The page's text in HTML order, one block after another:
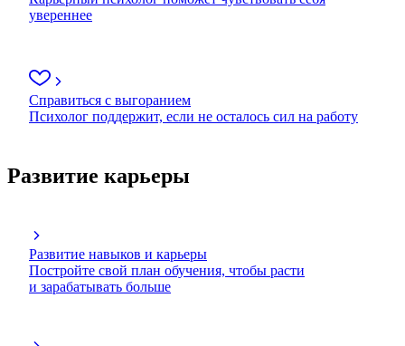
увереннее
Справиться с выгоранием
Психолог поддержит, если не осталось сил на работу
Развитие карьеры
Развитие навыков и карьеры
Постройте свой план обучения, чтобы расти
и зарабатывать больше